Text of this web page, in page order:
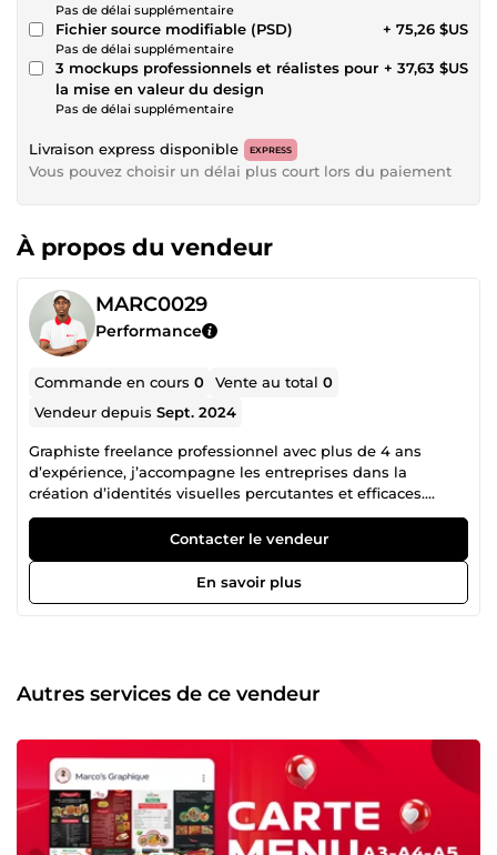
Pas de délai supplémentaire
Fichier source modifiable (PSD)
Pas de délai supplémentaire
+ 75,26 $US
3 mockups professionnels et réalistes pour
la mise en valeur du design
Pas de délai supplémentaire
+ 37,63 $US
Livraison express disponible EXPRESS
Vous pouvez choisir un délai plus court lors du paiement
À propos du vendeur
MARC0029
Performance
Commande en cours0 Vente au total0
Vendeur depuisSept. 2024
Graphiste freelance professionnel avec plus de 4 ans
d’expérience, j’accompagne les entreprises dans la
création d’identités visuelles percutantes et efficaces.
Spécialisé en design graphique print, je conçois des
affiches, flyers, dépliants, cartes de visite et roll-ups qui
renforcent l’image de marque et attirent l’attention des
clients. J’interviens principalement auprès de restaurants,
hôtels, commerces, entrepreneurs et marques souhaitant
adaptés à vos objectifs marketing. Mon portfolio:
https://marcos-portfolio-main.vercel.app/
Contacter le vendeur
En savoir plus
Autres services de ce vendeur